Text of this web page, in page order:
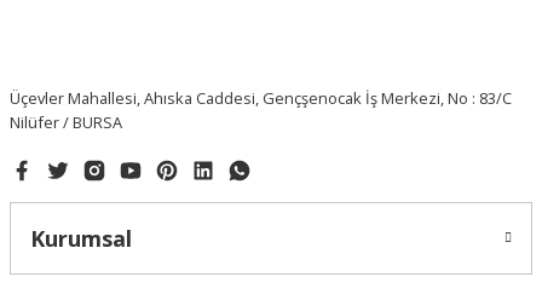
Üçevler Mahallesi, Ahıska Caddesi, Gençşenocak İş Merkezi, No : 83/C
Nilüfer / BURSA
Kurumsal